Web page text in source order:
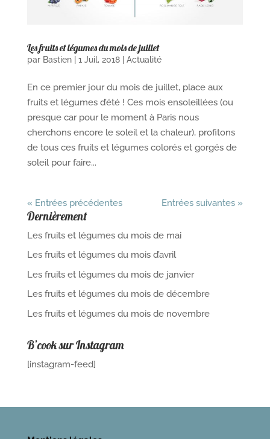
Les fruits et légumes du mois de juillet
par Bastien| 1 Juil, 2018| Actualité
En ce premier jour du mois de juillet, place aux
fruits et légumes d’été ! Ces mois ensoleillées (ou
presque car pour le moment à Paris nous
cherchons encore le soleil et la chaleur), profitons
de tous ces fruits et légumes colorés et gorgés de
soleil pour faire...
« Entrées précédentes Entrées suivantes »
Dernièrement
Les fruits et légumes du mois de mai
Les fruits et légumes du mois d’avril
Les fruits et légumes du mois de janvier
Les fruits et légumes du mois de décembre
Les fruits et légumes du mois de novembre
B’cook sur Instagram
[instagram-feed]